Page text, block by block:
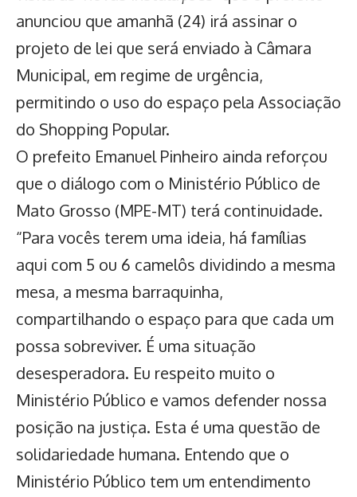
anunciou que amanhã (24) irá assinar o
projeto de lei que será enviado à Câmara
Municipal, em regime de urgência,
permitindo o uso do espaço pela Associação
do Shopping Popular.
O prefeito Emanuel Pinheiro ainda reforçou
que o diálogo com o Ministério Público de
Mato Grosso (MPE-MT) terá continuidade.
“Para vocês terem uma ideia, há famílias
aqui com 5 ou 6 camelôs dividindo a mesma
mesa, a mesma barraquinha,
compartilhando o espaço para que cada um
possa sobreviver. É uma situação
desesperadora. Eu respeito muito o
Ministério Público e vamos defender nossa
posição na justiça. Esta é uma questão de
solidariedade humana. Entendo que o
Ministério Público tem um entendimento